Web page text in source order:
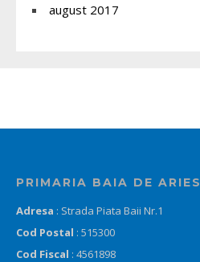
august 2017
PRIMARIA BAIA DE ARIES
Adresa : Strada Piata Baii Nr.1
Cod Postal : 515300
Cod Fiscal : 4561898